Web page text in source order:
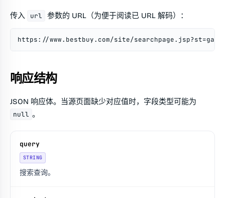
传入 url 参数的 URL（为便于阅读已 URL 解码）：
https://www.bestbuy.com/site/
响应结构
JSON 响应体。当源页面缺少对应值时，字段类型可能为
null 。
query
STRING
搜索查询。